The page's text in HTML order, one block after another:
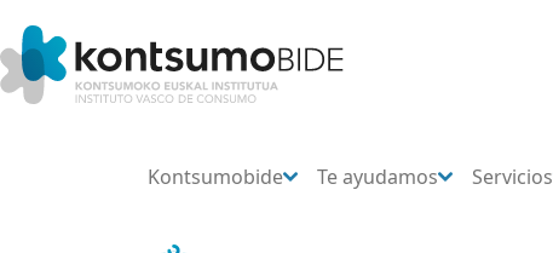
Kontsumobide Te ayudamos Servicios